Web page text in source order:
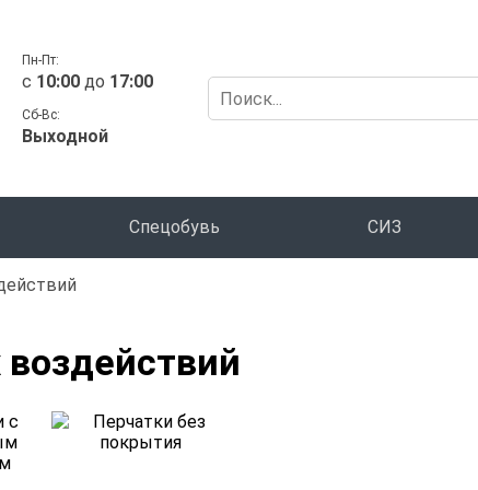
Пн-Пт:
c 10:00 до 17:00
Сб-Вс:
Выходной
Спецобувь СИЗ